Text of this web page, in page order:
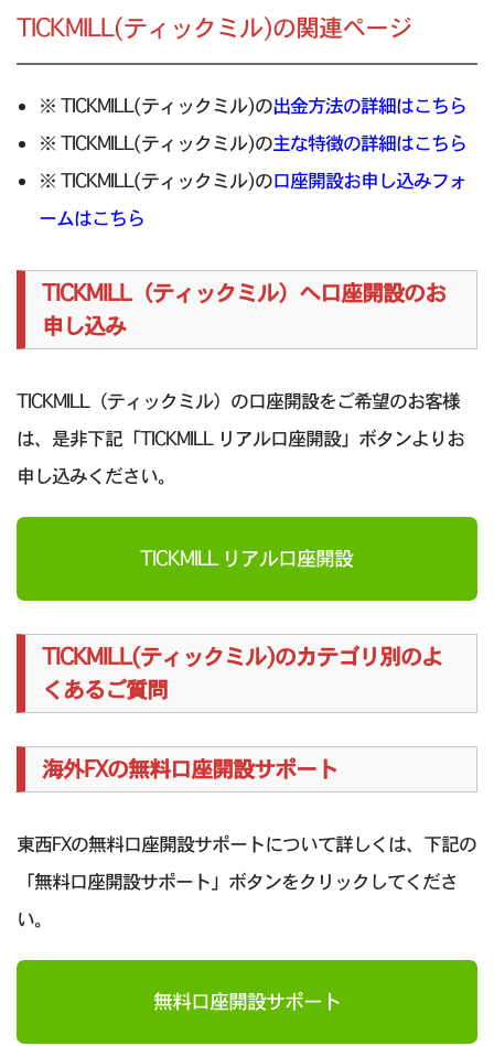
TICKMILL(ティックミル)の関連ページ
※ TICKMILL(ティックミル)の出金方法の詳細はこちら
※ TICKMILL(ティックミル)の主な特徴の詳細はこちら
※ TICKMILL(ティックミル)の口座開設お申し込みフォ
ームはこちら
TICKMILL（ティックミル）へ口座開設のお
申し込み
TICKMILL（ティックミル）の口座開設をご希望のお客様
は、是非下記「TICKMILL リアル口座開設」ボタンよりお
申し込みください。
TICKMILL リアル口座開設
TICKMILL(ティックミル)のカテゴリ別のよ
くあるご質問
海外FXの無料口座開設サポート
東西FXの無料口座開設サポートについて詳しくは、下記の
「無料口座開設サポート」ボタンをクリックしてくださ
い。
無料口座開設サポート